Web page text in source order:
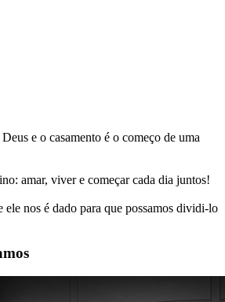
e o casamento é o começo de uma
amar, viver e começar cada dia juntos!
ele nos é dado para que possamos dividi-lo